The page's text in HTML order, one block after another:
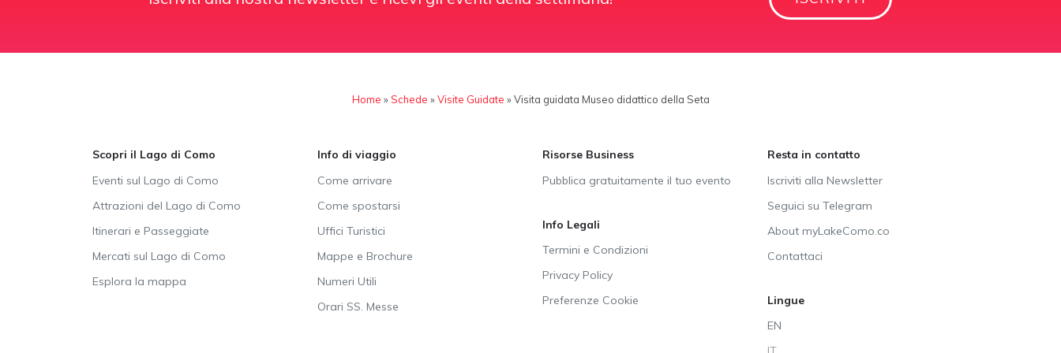
Home »Schede »Visite Guidate »Visita guidata Museo didattico della Seta
Scopri il Lago di Como
Eventi sul Lago di Como
Attrazioni del Lago di Como
Itinerari e Passeggiate
Mercati sul Lago di Como
Esplora la mappa
Info di viaggio
Come arrivare
Come spostarsi
Uffici Turistici
Mappe e Brochure
Numeri Utili
Orari SS. Messe
Risorse Business
Pubblica gratuitamente il tuo evento
Info Legali
Termini e Condizioni
Privacy Policy
Preferenze Cookie
Resta in contatto
Iscriviti alla Newsletter
Seguici su Telegram
About myLakeComo.co
Contattaci
Lingue
EN